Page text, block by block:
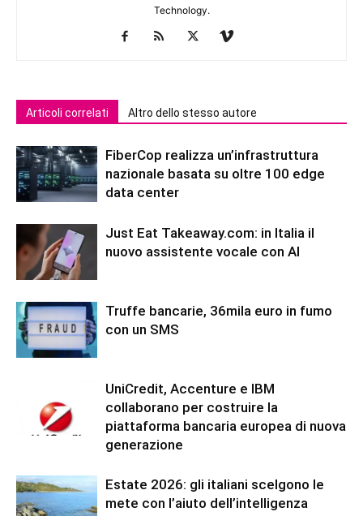
Technology.
Articoli correlati Altro dello stesso autore
FiberCop realizza un’infrastruttura
nazionale basata su oltre 100 edge
data center
Just Eat Takeaway.com: in Italia il
nuovo assistente vocale con AI
Truffe bancarie, 36mila euro in fumo
con un SMS
UniCredit, Accenture e IBM
collaborano per costruire la
piattaforma bancaria europea di nuova
generazione
Estate 2026: gli italiani scelgono le
mete con l’aiuto dell’intelligenza